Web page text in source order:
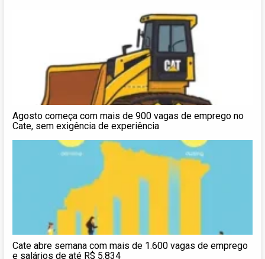
Agosto começa com mais de 900 vagas de emprego no
Cate, sem exigência de experiência
Cate abre semana com mais de 1.600 vagas de emprego
e salários de até R$ 5.834